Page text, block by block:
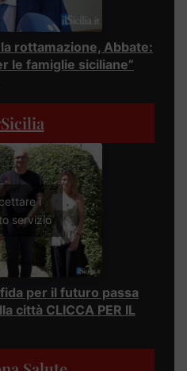
rottamazione, Abbate:
le famiglie siciliane”
i
servizio
per il futuro passa
città CLICCA PER IL